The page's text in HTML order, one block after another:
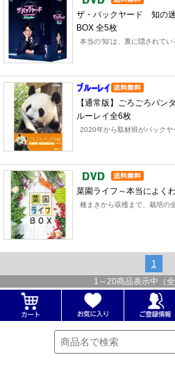
ザ・バックヤード 知の
BOX 全5枚
本当の'知'は、裏に隠されてい
【通常版】ごろごろパン
ルーレイ全6枚
2020年から取材班がバックヤ
菜園ライフ～本当によく
種まきから収穫まで、栽培の
1
1 ～ 20商品表示中（全